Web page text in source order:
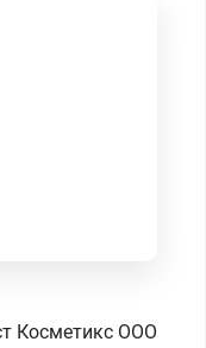
Косметикс ООО